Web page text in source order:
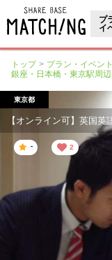
プ
イ
トップ プラン・イベン
銀座・日本橋・東京駅周辺
東京都
【オンライン可】英国
- 2